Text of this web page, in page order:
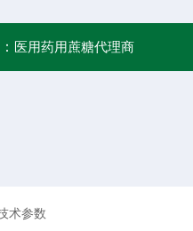
医用药用蔗糖代理商